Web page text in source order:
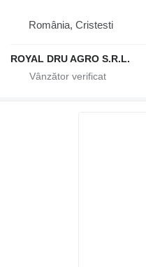
România, Cristesti
ROYAL DRU AGRO S.R.L.